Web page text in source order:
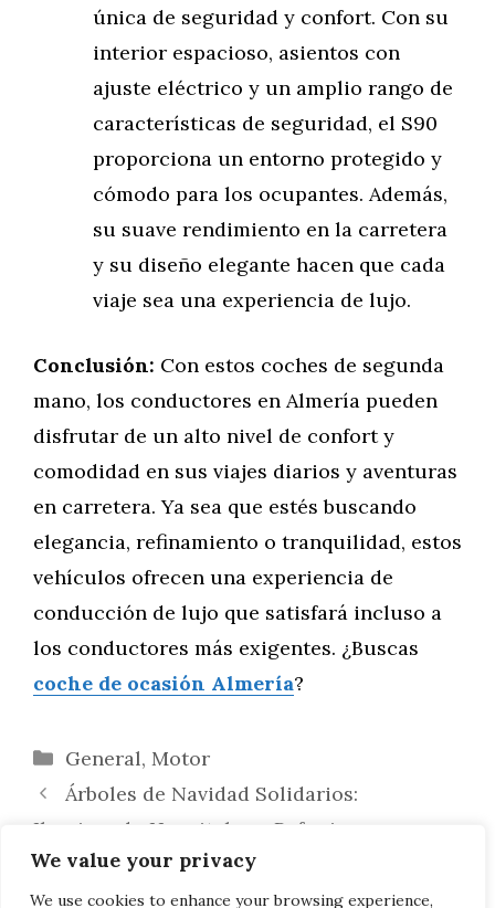
We value your privacy
We use cookies to enhance your browsing experience,
única de seguridad y confort. Con su
interior espacioso, asientos con
ajuste eléctrico y un amplio rango de
características de seguridad, el S90
proporciona un entorno protegido y
cómodo para los ocupantes. Además,
su suave rendimiento en la carretera
y su diseño elegante hacen que cada
viaje sea una experiencia de lujo.
Conclusión: Con estos coches de segunda
mano, los conductores en Almería pueden
disfrutar de un alto nivel de confort y
comodidad en sus viajes diarios y aventuras
en carretera. Ya sea que estés buscando
elegancia, refinamiento o tranquilidad, estos
vehículos ofrecen una experiencia de
conducción de lujo que satisfará incluso a
los conductores más exigentes. ¿Buscas
coche de ocasión Almería?
Categorías
General, Motor
Árboles de Navidad Solidarios:
Iluminando Hospitales y Refugios en
Estados Unidos
Cómo comprobar las emisiones de un